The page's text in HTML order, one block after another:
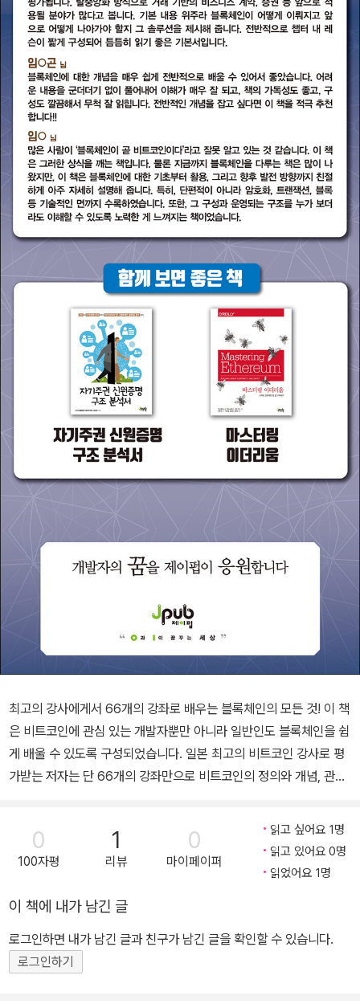
최고의 강사에게서 66개의 강좌로 배우는 블록체인의 모든 것! 이 책
은 비트코인에 관심 있는 개발자뿐만 아니라 일반인도 블록체인을 쉽
게 배울 수 있도록 구성되었습니다. 일본 최고의 비트코인 강사로 평
가받는 저자는 단 66개의 강좌만으로 비트코인의 정의와 개념, 관련
설명합니다. 기술이나 비즈니스 어느 한쪽에 포커스를 맞춘 기존 서
적들과는 달리, ‘거래 장부의 혁명’이라는 블록체인의 포괄적인 개념
을 이해하는 데 최적의 콘텐츠로 구성하였습니다. 이 책의 주요 내용
다. 2장 _ 비트코인 살펴보기 비트코인 거래를 체험하며 조금 더 깊게
블록체인을 배웁니다. 3장 _ 블록체인을 지원하는 암호화 기술 이해
하기 블록체인의 안전성과 신뢰성을 높이는 암호화 기술을 살펴봅니
다. 4장 _ 블록체인을 지원하는 분산 시스템 P2P 분산 네트워크 시
0
100자평
1
리뷰
0
마이페이퍼
읽고 싶어요 1명
읽고 있어요 0명
읽었어요 1명
이 책에 내가 남긴 글
로그인하면 내가 남긴 글과 친구가 남긴 글을 확인할 수 있습니다.
로그인하기